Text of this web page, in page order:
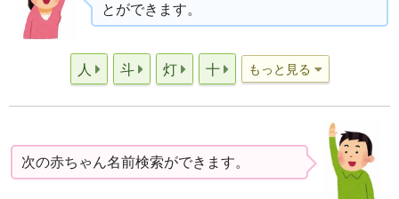
とができます。
人 斗 灯 十 もっと見る
次の赤ちゃん名前検索ができます。